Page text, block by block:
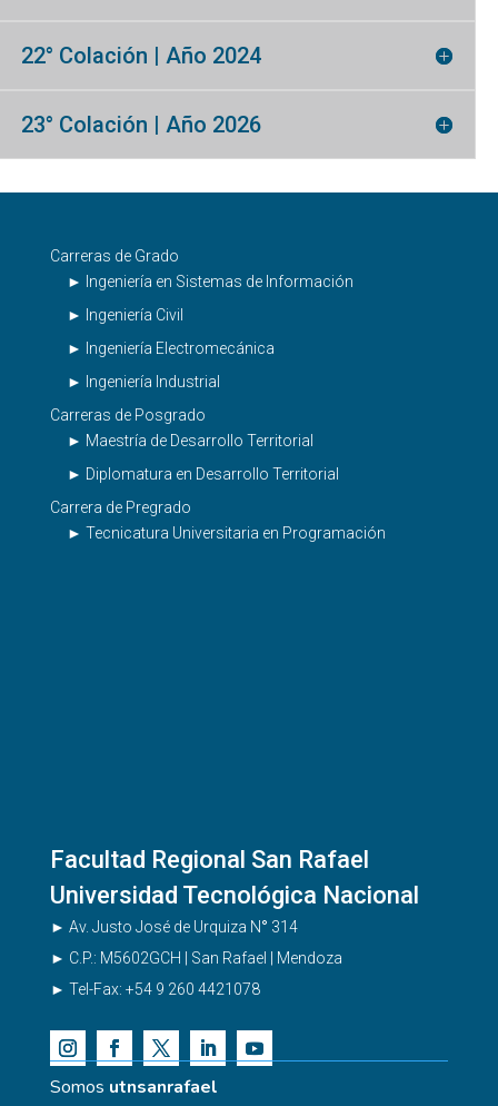
22° Colación | Año 2024
23° Colación | Año 2026
Carreras de Grado
► Ingeniería en Sistemas de Información
► Ingeniería Civil
► Ingeniería Electromecánica
► Ingeniería Industrial
Carreras de Posgrado
► Maestría de Desarrollo Territorial
► Diplomatura en Desarrollo Territorial
Carrera de Pregrado
► Tecnicatura Universitaria en Programación
Facultad Regional San Rafael
Universidad Tecnológica Nacional
► Av. Justo José de Urquiza N° 314
► C.P.: M5602GCH | San Rafael | Mendoza
► Tel-Fax: +54 9 260 4421078
Somos utnsanrafael